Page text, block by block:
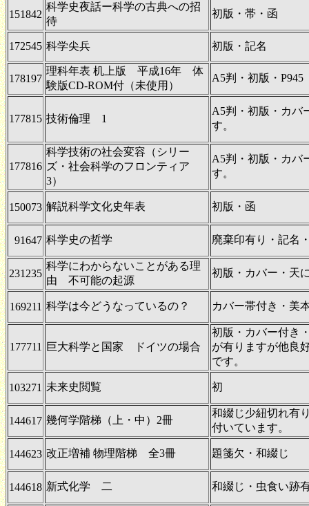
151842
科学史夜話ー科学の古典への招
待
初版・帯・函
172545 科学尖兵 初版・記名
178197
理科年表 机上版 平成16年 体
験版CD-ROM付（未使用）
A5判・初版・P945
177815 技術倫理 1
A5判・初版・カバ
す。
177816
科学技術の社会変容（シリー
ズ・社会科学のフロンティア
3）
A5判・初版・カバ
す。
150073 解説科学文化史年表 初版・函
91647 科学史の哲学 廃棄印有り・記名
231235
科学にわからないことがある理
由 不可能の起源
初版・カバー・天
169211 科学は今どうなっているの？ カバー帯付き・美
177711 巨大科学と国家 ドイツの場合
初版・カバー付き
が有りますが他良
です。
103271 未来史閲覧 初
144617 幾何学階梯（上・中）2冊
和綴じ少紐切れ有
付いています。
144623 改正増補 物理階梯 全3冊 題箋欠・和綴じ
144618 新式化学 二 和綴じ・虫食い跡